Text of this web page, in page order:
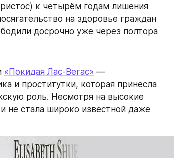
к четырём годам лишения
на здоровье граждан
досрочно уже через полтора
«Покидая Лас-Вегас» —
и проститутки, которая принесла
роль. Несмотря на высокие
не стала широко известной даже